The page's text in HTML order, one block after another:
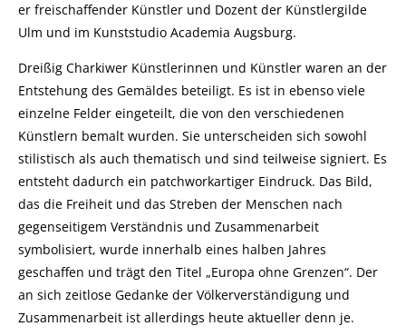
er freischaffender Künstler und Dozent der Künstlergilde
Ulm und im Kunststudio Academia Augsburg.
Dreißig Charkiwer Künstlerinnen und Künstler waren an der
Entstehung des Gemäldes beteiligt. Es ist in ebenso viele
einzelne Felder eingeteilt, die von den verschiedenen
Künstlern bemalt wurden. Sie unterscheiden sich sowohl
stilistisch als auch thematisch und sind teilweise signiert. Es
entsteht dadurch ein patchworkartiger Eindruck. Das Bild,
das die Freiheit und das Streben der Menschen nach
gegenseitigem Verständnis und Zusammenarbeit
symbolisiert, wurde innerhalb eines halben Jahres
geschaffen und trägt den Titel „Europa ohne Grenzen“. Der
an sich zeitlose Gedanke der Völkerverständigung und
Zusammenarbeit ist allerdings heute aktueller denn je.